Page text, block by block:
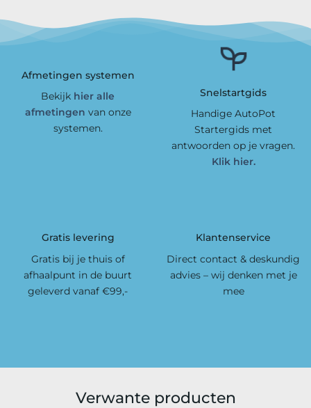
Afmetingen systemen
Bekijk hier alle
afmetingen van onze
systemen.
Snelstartgids
Handige AutoPot
Startergids met
antwoorden op je vragen.
Klik hier.
Gratis levering
Gratis bij je thuis of
afhaalpunt in de buurt
geleverd vanaf €99,-
Klantenservice
Direct contact & deskundig
advies – wij denken met je
mee
Verwante producten